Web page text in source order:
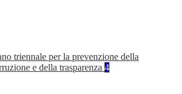
triennale per la prevenzione della
e della trasparenza 4